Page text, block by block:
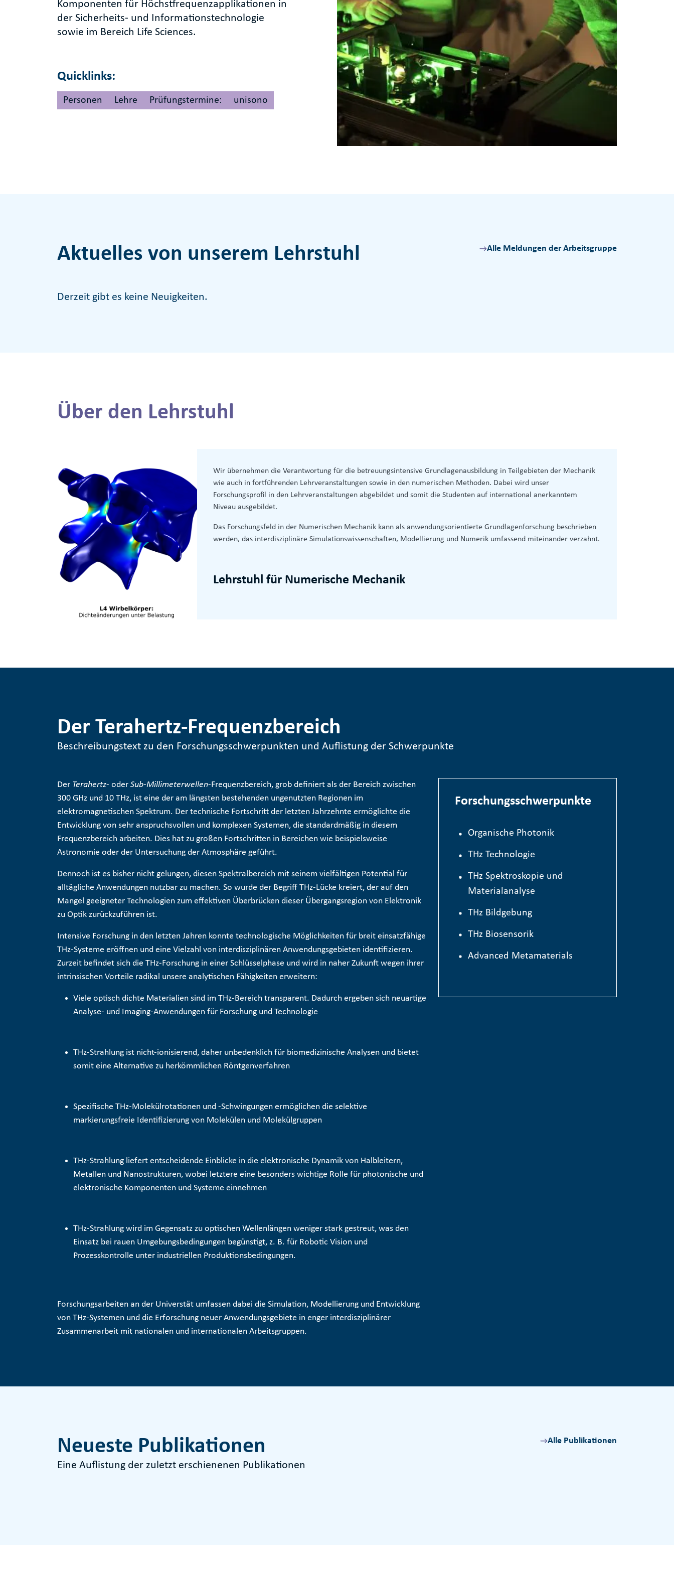
Komponenten für Höchstfrequenzapplikationen in
der Sicherheits- und Informationstechnologie
sowie im Bereich Life Sciences.
Quicklinks:
Personen Lehre Prüfungstermine: unisono
Aktuelles von unserem Lehrstuhl Alle Meldungen der Arbeitsgruppe
Derzeit gibt es keine Neuigkeiten.
Über den Lehrstuhl
Wir übernehmen die Verantwortung für die betreuungsintensive Grundlagenausbildung in Teilgebieten der Mechanik
wie auch in fortführenden Lehrveranstaltungen sowie in den numerischen Methoden. Dabei wird unser
Forschungsprofil in den Lehrveranstaltungen abgebildet und somit die Studenten auf international anerkanntem
Niveau ausgebildet.
Das Forschungsfeld in der Numerischen Mechanik kann als anwendungsorientierte Grundlagenforschung beschrieben
werden, das interdisziplinäre Simulationswissenschaften, Modellierung und Numerik umfassend miteinander verzahnt.
Lehrstuhl für Numerische Mechanik
Der Terahertz-Frequenzbereich
Beschreibungstext zu den Forschungsschwerpunkten und Auflistung der Schwerpunkte
Der Terahertz- oder Sub-Millimeterwellen-Frequenzbereich, grob definiert als der Bereich zwischen
300 GHz und 10 THz, ist eine der am längsten bestehenden ungenutzten Regionen im
elektromagnetischen Spektrum. Der technische Fortschritt der letzten Jahrzehnte ermöglichte die
Entwicklung von sehr anspruchsvollen und komplexen Systemen, die standardmäßig in diesem
Frequenzbereich arbeiten. Dies hat zu großen Fortschritten in Bereichen wie beispielsweise
Astronomie oder der Untersuchung der Atmosphäre geführt.
Dennoch ist es bisher nicht gelungen, diesen Spektralbereich mit seinem vielfältigen Potential für
alltägliche Anwendungen nutzbar zu machen. So wurde der Begriff THz-Lücke kreiert, der auf den
Mangel geeigneter Technologien zum effektiven Überbrücken dieser Übergangsregion von Elektronik
zu Optik zurückzuführen ist.
Intensive Forschung in den letzten Jahren konnte technologische Möglichkeiten für breit einsatzfähige
THz-Systeme eröffnen und eine Vielzahl von interdisziplinären Anwendungsgebieten identifizieren.
Zurzeit befindet sich die THz-Forschung in einer Schlüsselphase und wird in naher Zukunft wegen ihrer
intrinsischen Vorteile radikal unsere analytischen Fähigkeiten erweitern:
Viele optisch dichte Materialien sind im THz-Bereich transparent. Dadurch ergeben sich neuartige
Analyse- und Imaging-Anwendungen für Forschung und Technologie
THz-Strahlung ist nicht-ionisierend, daher unbedenklich für biomedizinische Analysen und bietet
somit eine Alternative zu herkömmlichen Röntgenverfahren
Spezifische THz-Molekülrotationen und -Schwingungen ermöglichen die selektive
markierungsfreie Identifizierung von Molekülen und Molekülgruppen
THz-Strahlung liefert entscheidende Einblicke in die elektronische Dynamik von Halbleitern,
Metallen und Nanostrukturen, wobei letztere eine besonders wichtige Rolle für photonische und
elektronische Komponenten und Systeme einnehmen
THz-Strahlung wird im Gegensatz zu optischen Wellenlängen weniger stark gestreut, was den
Einsatz bei rauen Umgebungsbedingungen begünstigt, z. B. für Robotic Vision und
Prozesskontrolle unter industriellen Produktionsbedingungen.
Forschungsarbeiten an der Universtät umfassen dabei die Simulation, Modellierung und Entwicklung
von THz-Systemen und die Erforschung neuer Anwendungsgebiete in enger interdisziplinärer
Zusammenarbeit mit nationalen und internationalen Arbeitsgruppen.
Forschungsschwerpunkte
Organische Photonik
THz Technologie
THz Spektroskopie und
Materialanalyse
THz Bildgebung
THz Biosensorik
Advanced Metamaterials
Neueste Publikationen
Eine Auflistung der zuletzt erschienenen Publikationen
Alle Publikationen